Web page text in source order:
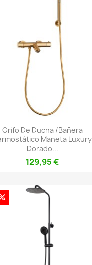
Vista rápida
Grifo De Ducha /bañera
Maneta Luxury
Dorado...
129,95 €